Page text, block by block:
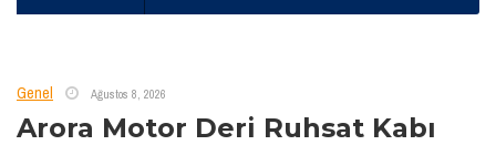
Genel Ağustos 8, 2026
Arora Motor Deri Ruhsat Kabı